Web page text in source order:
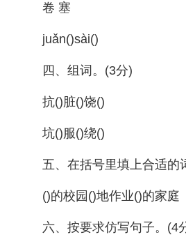
卷 塞
juǎn()sài()
四、组词。(3分)
抗()脏()饶()
坑()服()绕()
五、在括号里填上合适的
()的校园()地作业()的家庭
六、按要求仿写句子。(4